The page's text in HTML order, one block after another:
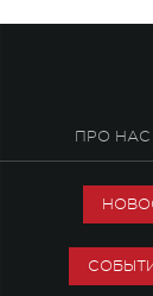
ПРО НАС